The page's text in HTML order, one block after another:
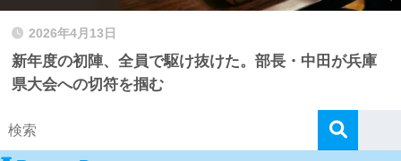
2026年4月13日
新年度の初陣、全員で駆け抜けた。部長・中田が兵庫
県大会への切符を掴む